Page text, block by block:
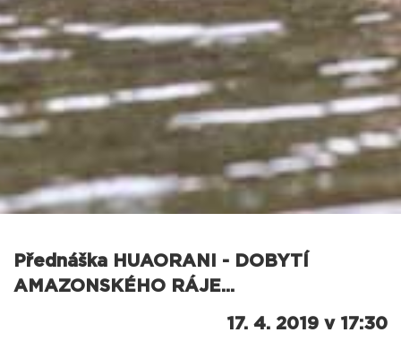
Přednáška HUAORANI - DOBYTÍ
AMAZONSKÉHO RÁJE...
17. 4. 2019 v 17:30